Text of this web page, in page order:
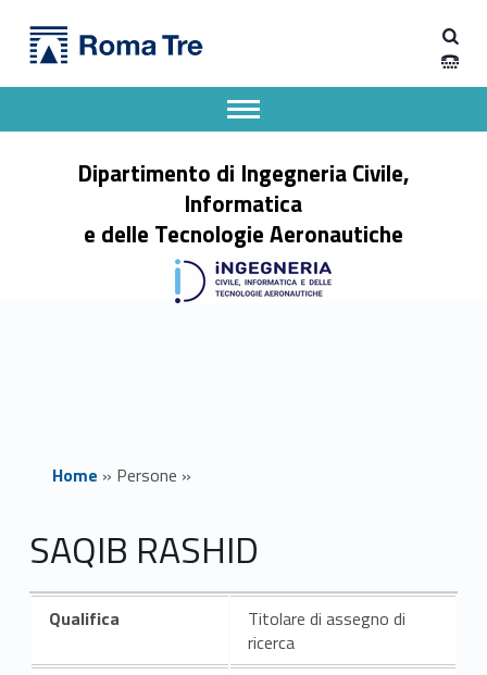
SAQIB RASHID - Dipartimento di Ingegneria Civile, Informatica e delle Tecnologie Aeronautiche
Dipartimento di Ingegneria Civile,
Informatica
e delle Tecnologie Aeronautiche
Apri il menu secondario
Header info sidebar
Home » Persone »
SAQIB RASHID
Qualifica
Titolare di assegno di
ricerca